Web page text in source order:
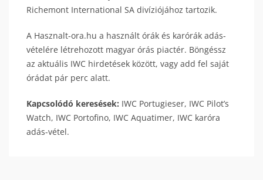
Richemont International SA divíziójához tartozik.
A Hasznalt-ora.hu a használt órák és karórák adás-
vételére létrehozott magyar órás piactér. Böngéssz
az aktuális IWC hirdetések között, vagy add fel saját
órádat pár perc alatt.
Kapcsolódó keresések: IWC Portugieser, IWC Pilot’s
Watch, IWC Portofino, IWC Aquatimer, IWC karóra
adás-vétel.